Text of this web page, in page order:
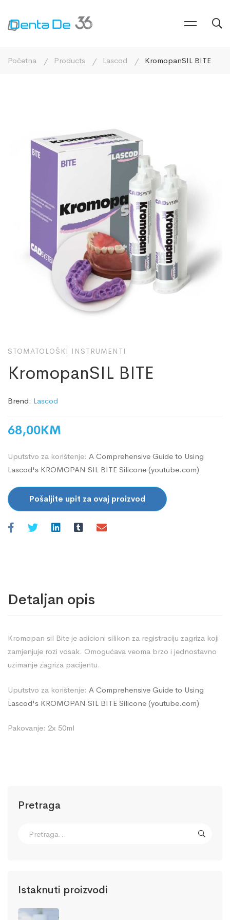
Početna Products Lascod KromopanSIL BITE
Pretraga
Istaknuti proizvodi
STOMATOLOŠKI INSTRUMENTI
KromopanSIL BITE
Brend: Lascod
68,00KM
Uputstvo za korištenje: A Comprehensive Guide to Using
Lascod's KROMOPAN SIL BITE Silicone (youtube.com)
Pošaljite upit za ovaj proizvod
Detaljan opis
Kromopan sil Bite je adicioni silikon za registraciju zagriza koji
zamjenjuje rozi vosak. Omogućava veoma brzo i jednostavno
uzimanje zagriza pacijentu.
Uputstvo za korištenje: A Comprehensive Guide to Using
Lascod's KROMOPAN SIL BITE Silicone (youtube.com)
Pakovanje: 2x 50ml